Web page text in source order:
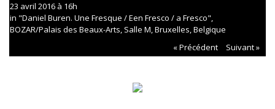
23 avril 2016 à 16h
in "Daniel Buren. Une Fresque / Een Fresco / a Fresco",
BOZAR/Palais des Beaux-Arts, Salle M, Bruxelles, Belgique
« Précédent
Suivant »